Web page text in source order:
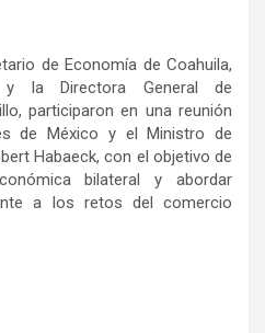
de Economía de Coahuila,
y la Directora General de
participaron en una reunión
de México y el Ministro de
Habaeck, con el objetivo de
bilateral y abordar
a los retos del comercio